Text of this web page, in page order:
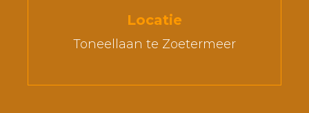
Locatie
Toneellaan te Zoetermeer